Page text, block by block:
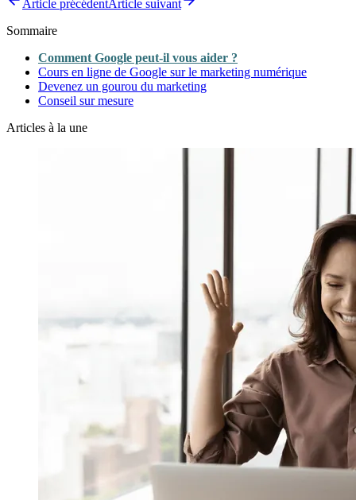
Article précédentArticle suivant
Sommaire
Comment Google peut-il vous aider ?
Cours en ligne de Google sur le marketing numérique
Devenez un gourou du marketing
Conseil sur mesure
Articles à la une